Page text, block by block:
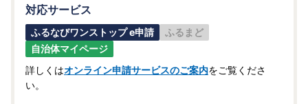
対応サービス
ふるなびワンストップ e申請
ふるまど
自治体マイページ
詳しくはオンライン申請サービスのご案内をご覧くださ
い。